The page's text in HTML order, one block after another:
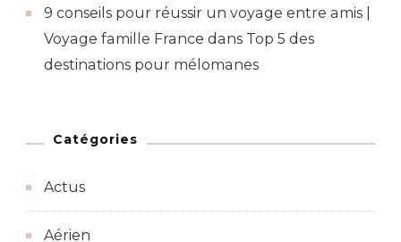
9 conseils pour réussir un voyage entre amis |
Voyage famille France dans Top 5 des
destinations pour mélomanes
Catégories
Actus
Aérien